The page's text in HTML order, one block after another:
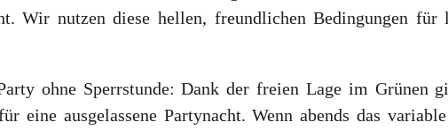
Wir nutzen diese hellen, freundlichen Bedingungen
ohne Sperrstunde: Dank der freien Lage im Grünen
eine ausgelassene Partynacht. Wenn abends das